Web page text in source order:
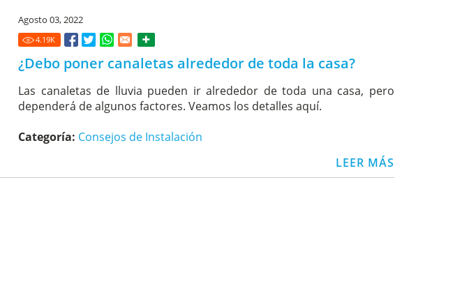
Agosto 03, 2022
4.19K
¿Debo poner canaletas alrededor de toda la casa?
Las canaletas de lluvia pueden ir alrededor de toda una casa, pero
dependerá de algunos factores. Veamos los detalles aquí.
Categoría: Consejos de Instalación
LEER MÁS